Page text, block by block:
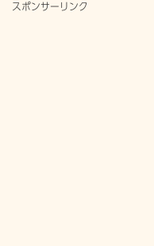
スポンサーリンク